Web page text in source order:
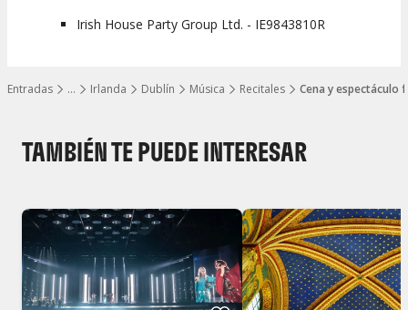
…
Mostrar todos los niveles
Entradas Irlanda Dublín Música Recitales Cena y espectáculo
Irish House Party Group Ltd. - IE9843810R
TAMBIÉN TE PUEDE INTERESAR